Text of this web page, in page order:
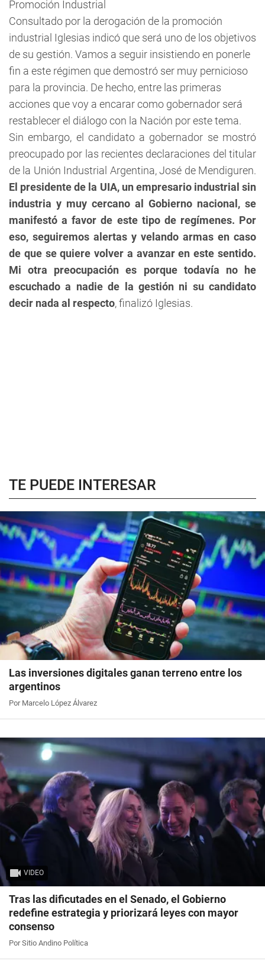
Promoción Industrial
Consultado por la derogación de la promoción
industrial Iglesias indicó que será uno de los objetivos
de su gestión. Vamos a seguir insistiendo en ponerle
fin a este régimen que demostró ser muy pernicioso
para la provincia. De hecho, entre las primeras
acciones que voy a encarar como gobernador será
restablecer el diálogo con la Nación por este tema.
Sin embargo, el candidato a gobernador se mostró
preocupado por las recientes declaraciones del titular
de la Unión Industrial Argentina, José de Mendiguren.
El presidente de la UIA, un empresario industrial sin
industria y muy cercano al Gobierno nacional, se
manifestó a favor de este tipo de regímenes. Por
eso, seguiremos alertas y velando armas en caso
de que se quiere volver a avanzar en este sentido.
Mi otra preocupación es porque todavía no he
escuchado a nadie de la gestión ni su candidato
decir nada al respecto, finalizó Iglesias.
TE PUEDE INTERESAR
Las inversiones digitales ganan terreno entre los
argentinos
Por Marcelo López Álvarez
VIDEO
Tras las dificutades en el Senado, el Gobierno
redefine estrategia y priorizará leyes con mayor
consenso
Por Sitio Andino Política